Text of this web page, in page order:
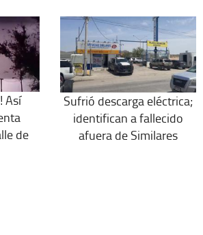
Así
de
Sufrió descarga eléctrica;
identifican a fallecido
afuera de Similares